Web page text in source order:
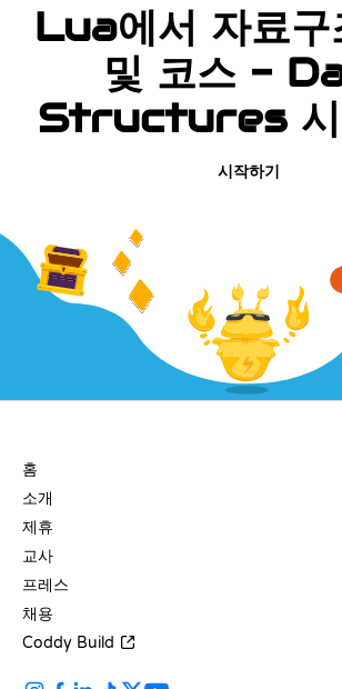
Lua에서 자료구
및 코스 -
Structures 시
시작하기
홈
소개
제휴
교사
프레스
채용
Coddy Build